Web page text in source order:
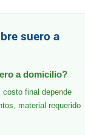
suero a
a domicilio?
costo final depende
material requerido